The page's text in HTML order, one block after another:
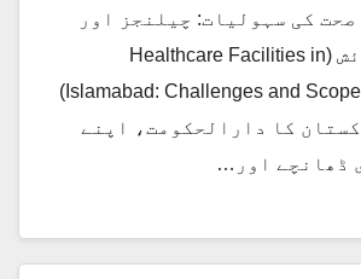
صحت کی سہولیات: چیلنجز اور
بہتری کی گنجائش (Healthcare Facilities in
Islamabad: Challenges and Scope for Improvement)
کا دارالحکومت، اپنے
ڈھانچے اور…